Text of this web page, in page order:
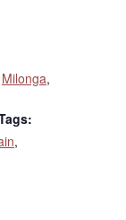
Milonga,
,